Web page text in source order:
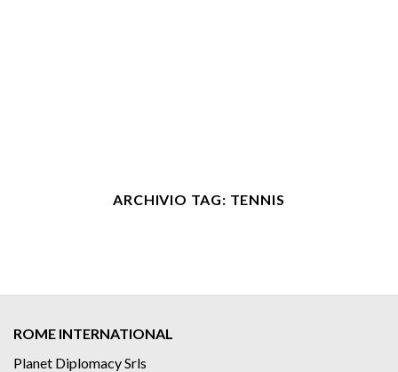
ARCHIVIO TAG: TENNIS
ROME INTERNATIONAL
Planet Diplomacy Srls